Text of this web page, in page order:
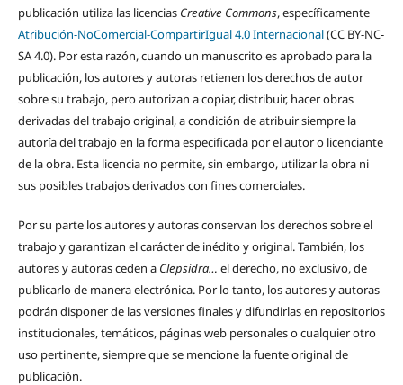
publicación utiliza las licencias Creative Commons, específicamente
Atribución-NoComercial-CompartirIgual 4.0 Internacional(CC BY-NC-
SA 4.0). Por esta razón, cuando un manuscrito es aprobado para la
publicación, los autores y autoras retienen los derechos de autor
sobre su trabajo, pero autorizan a copiar, distribuir, hacer obras
derivadas del trabajo original, a condición de atribuir siempre la
autoría del trabajo en la forma especificada por el autor o licenciante
de la obra. Esta licencia no permite, sin embargo, utilizar la obra ni
sus posibles trabajos derivados con fines comerciales.
Por su parte los autores y autoras conservan los derechos sobre el
trabajo y garantizan el carácter de inédito y original. También, los
autores y autoras ceden a Clepsidra… el derecho, no exclusivo, de
publicarlo de manera electrónica. Por lo tanto, los autores y autoras
podrán disponer de las versiones finales y difundirlas en repositorios
institucionales, temáticos, páginas web personales o cualquier otro
uso pertinente, siempre que se mencione la fuente original de
publicación.